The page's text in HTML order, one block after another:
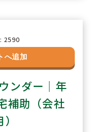
ニケーショ
当たりの対
平均は19枚ほ
ての服薬指
2590
へ追加
ンダー｜年
補助（会社